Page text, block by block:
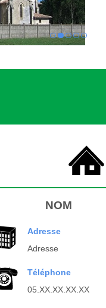
1 3 4 5
NOM
Adresse
Adresse
Téléphone
05.XX.XX.XX.XX